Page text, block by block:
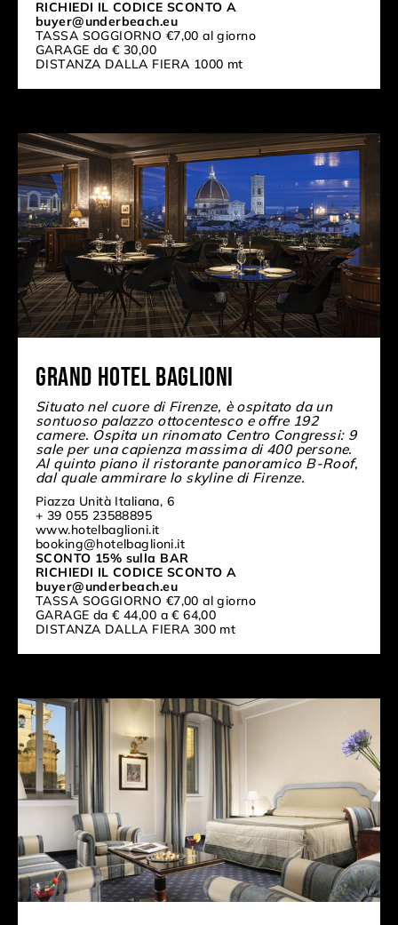
RICHIEDI IL CODICE SCONTO A
buyer@underbeach.eu
TASSA SOGGIORNO €7,00 al giorno
GARAGE da € 30,00
DISTANZA DALLA FIERA 1000 mt
Grand Hotel Baglioni
Situato nel cuore di Firenze, è ospitato da un
sontuoso palazzo ottocentesco e offre 192
camere. Ospita un rinomato Centro Congressi: 9
sale per una capienza massima di 400 persone.
Al quinto piano il ristorante panoramico B-Roof,
dal quale ammirare lo skyline di Firenze.
Piazza Unità Italiana, 6
+ 39 055 23588895
www.hotelbaglioni.it
booking@hotelbaglioni.it
SCONTO 15% sulla BAR
RICHIEDI IL CODICE SCONTO A
buyer@underbeach.eu
TASSA SOGGIORNO €7,00 al giorno
GARAGE da € 44,00 a € 64,00
DISTANZA DALLA FIERA 300 mt